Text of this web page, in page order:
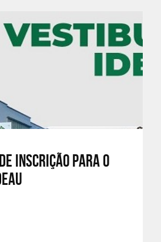
inscrição para o